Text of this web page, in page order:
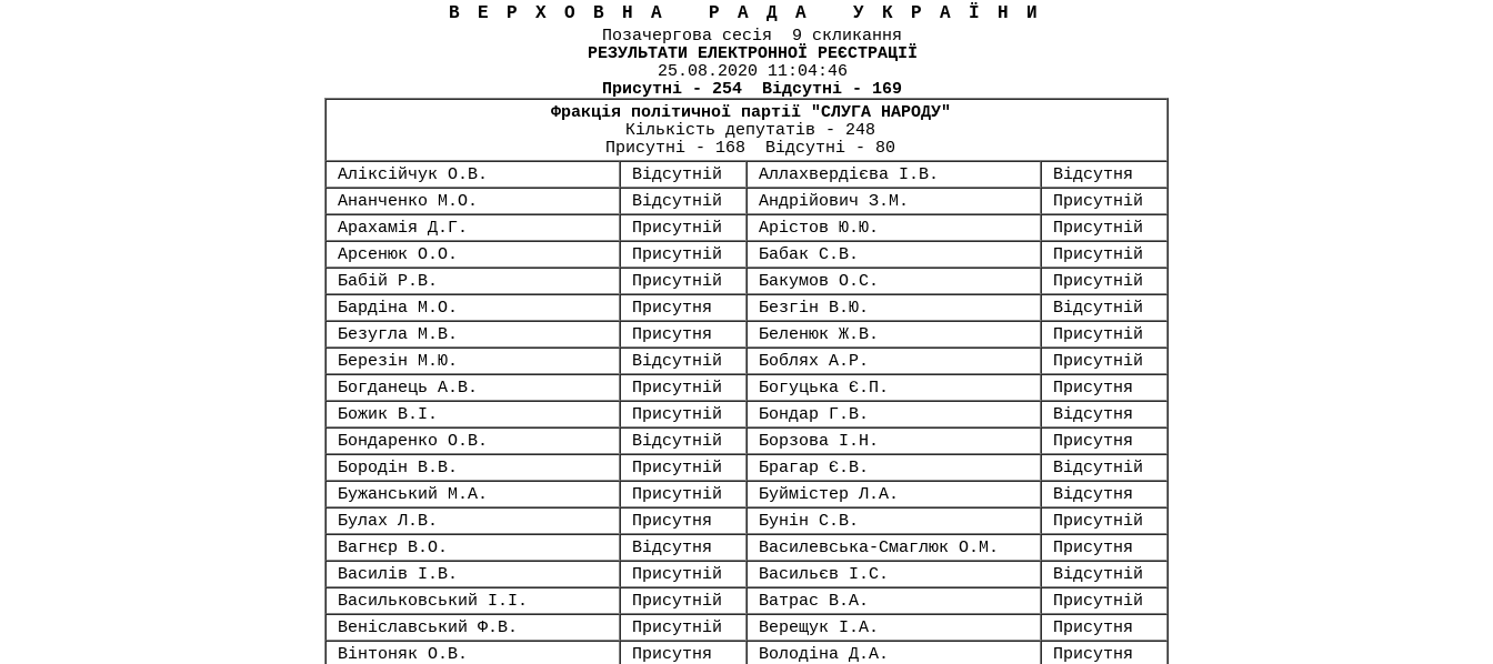
ВЕРХОВНА РАДА УКРАЇНИ
Позачергова сесія 9 скликання
РЕЗУЛЬТАТИ ЕЛЕКТРОННОЇ РЕЄСТРАЦІЇ
25.08.2020 11:04:46
Присутні - 254 Відсутні - 169
Фракція політичної партії "СЛУГА НАРОДУ"
Кількість депутатів - 248
Присутні - 168 Відсутні - 80
Аліксійчук О.В.
Відсутній Аллахвердієва І.В.
Відсутня
Ананченко М.О.
Відсутній Андрійович З.М.
Присутній
Арахамія Д.Г.
Присутній Арістов Ю.Ю.
Присутній
Арсенюк О.О.
Присутній Бабак С.В.
Присутній
Бабій Р.В.
Присутній Бакумов О.С.
Присутній
Бардіна М.О.
Присутня Безгін В.Ю.
Відсутній
Безугла М.В.
Присутня Беленюк Ж.В.
Присутній
Березін М.Ю.
Відсутній Боблях А.Р.
Присутній
Богданець А.В.
Присутній Богуцька Є.П.
Присутня
Божик В.І.
Присутній Бондар Г.В.
Відсутня
Бондаренко О.В.
Відсутній Борзова І.Н.
Присутня
Бородін В.В.
Присутній Брагар Є.В.
Відсутній
Бужанський М.А.
Присутній Буймістер Л.А.
Відсутня
Булах Л.В.
Присутня Бунін С.В.
Присутній
Вагнєр В.О.
Відсутня Василевська-Смаглюк О.М.
Присутня
Василів І.В.
Присутній Васильєв І.С.
Відсутній
Васильковський І.І.
Присутній Ватрас В.А.
Присутній
Веніславський Ф.В.
Присутній Верещук І.А.
Присутня
Вінтоняк О.В.
Присутня Володіна Д.А.
Присутня